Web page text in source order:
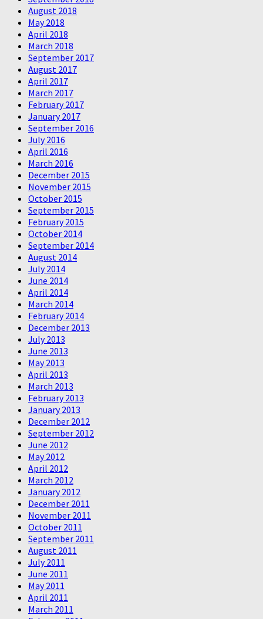
August 2018
May 2018
April 2018
March 2018
September 2017
August 2017
April 2017
March 2017
February 2017
January 2017
September 2016
July 2016
April 2016
March 2016
December 2015
November 2015
October 2015
September 2015
February 2015
October 2014
September 2014
August 2014
July 2014
June 2014
April 2014
March 2014
February 2014
December 2013
July 2013
June 2013
May 2013
April 2013
March 2013
February 2013
January 2013
December 2012
September 2012
June 2012
May 2012
April 2012
March 2012
January 2012
December 2011
November 2011
October 2011
September 2011
August 2011
July 2011
June 2011
May 2011
April 2011
March 2011